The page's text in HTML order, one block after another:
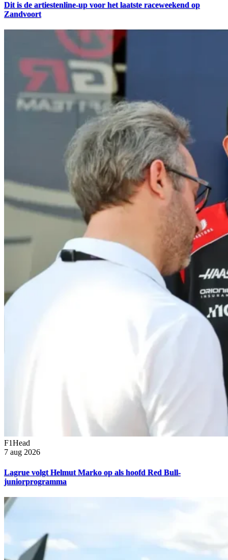
Dit is de artiestenline-up voor het laatste raceweekend op
Zandvoort
F1Head
7 aug 2026
Lagrue volgt Helmut Marko op als hoofd Red Bull-
juniorprogramma